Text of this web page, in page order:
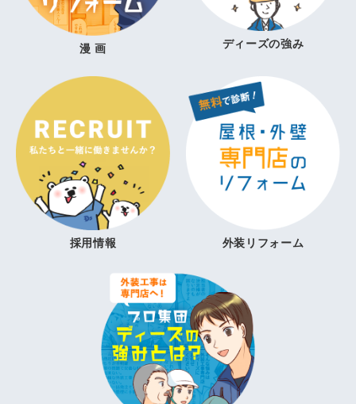
漫 画 ディーズの強み
採用情報 外装リフォーム